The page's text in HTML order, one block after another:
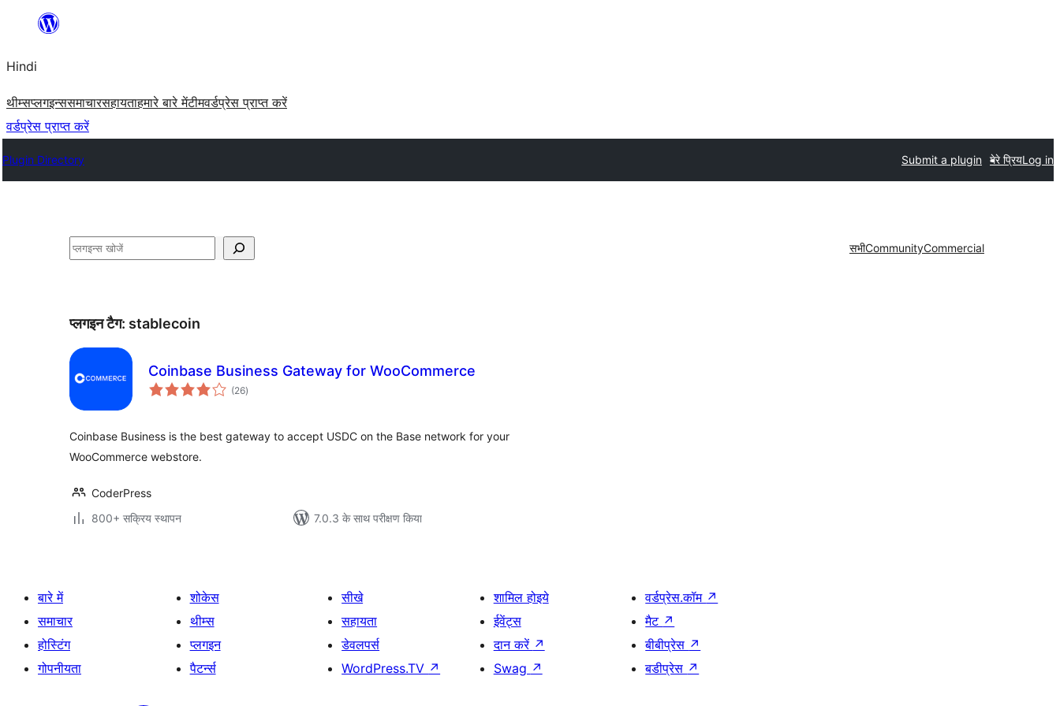
सामग्री
जाएं
Hindi
थीम्सप्लगइन्ससमाचारसहायताहमारे बारे मेंटीमवर्डप्रेस प्राप्त करें
वर्डप्रेस प्राप्त करें
Plugin Directory Submit a plugin मेरे प्रियLog in
खोजें सभीCommunityCommercial
प्लगइन टैग: stablecoin
Coinbase Business Gateway for WooCommerce
(26कुल
दर)
Coinbase Business is the best gateway to accept USDC on the Base network for your
WooCommerce webstore.
CoderPress
800+ सक्रिय स्थापन
7.0.3 के साथ परीक्षण किया
बारे में
समाचार
होस्टिंग
गोपनीयता
शोकेस
थीम्स
प्लगइन
पैटर्न्स
सीखे
सहायता
डेवलपर्स
WordPress.TV ↗
शामिल होइये
ईवेंट्स
दान करें ↗
Swag ↗
वर्डप्रेस.कॉम ↗
मैट ↗
बीबीप्रेस ↗
बडीप्रेस ↗